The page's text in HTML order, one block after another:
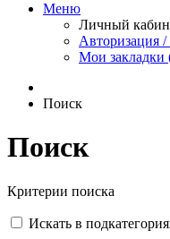
Меню
Личный
Авторизация /
Мои закладки
Поиск
Поиск
Критерии поиска
Искать в